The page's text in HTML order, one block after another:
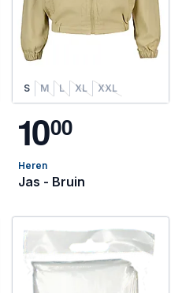
S M L XL XXL
1000
Heren
Jas - Bruin